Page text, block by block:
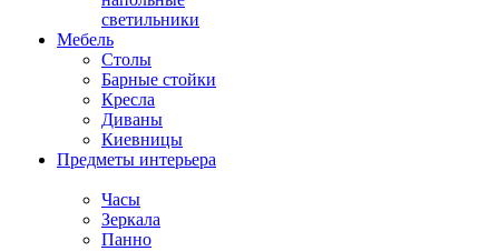
светильники
Мебель
Столы
Барные стойки
Кресла
Диваны
Киевницы
Предметы интерьера
Часы
Зеркала
Панно